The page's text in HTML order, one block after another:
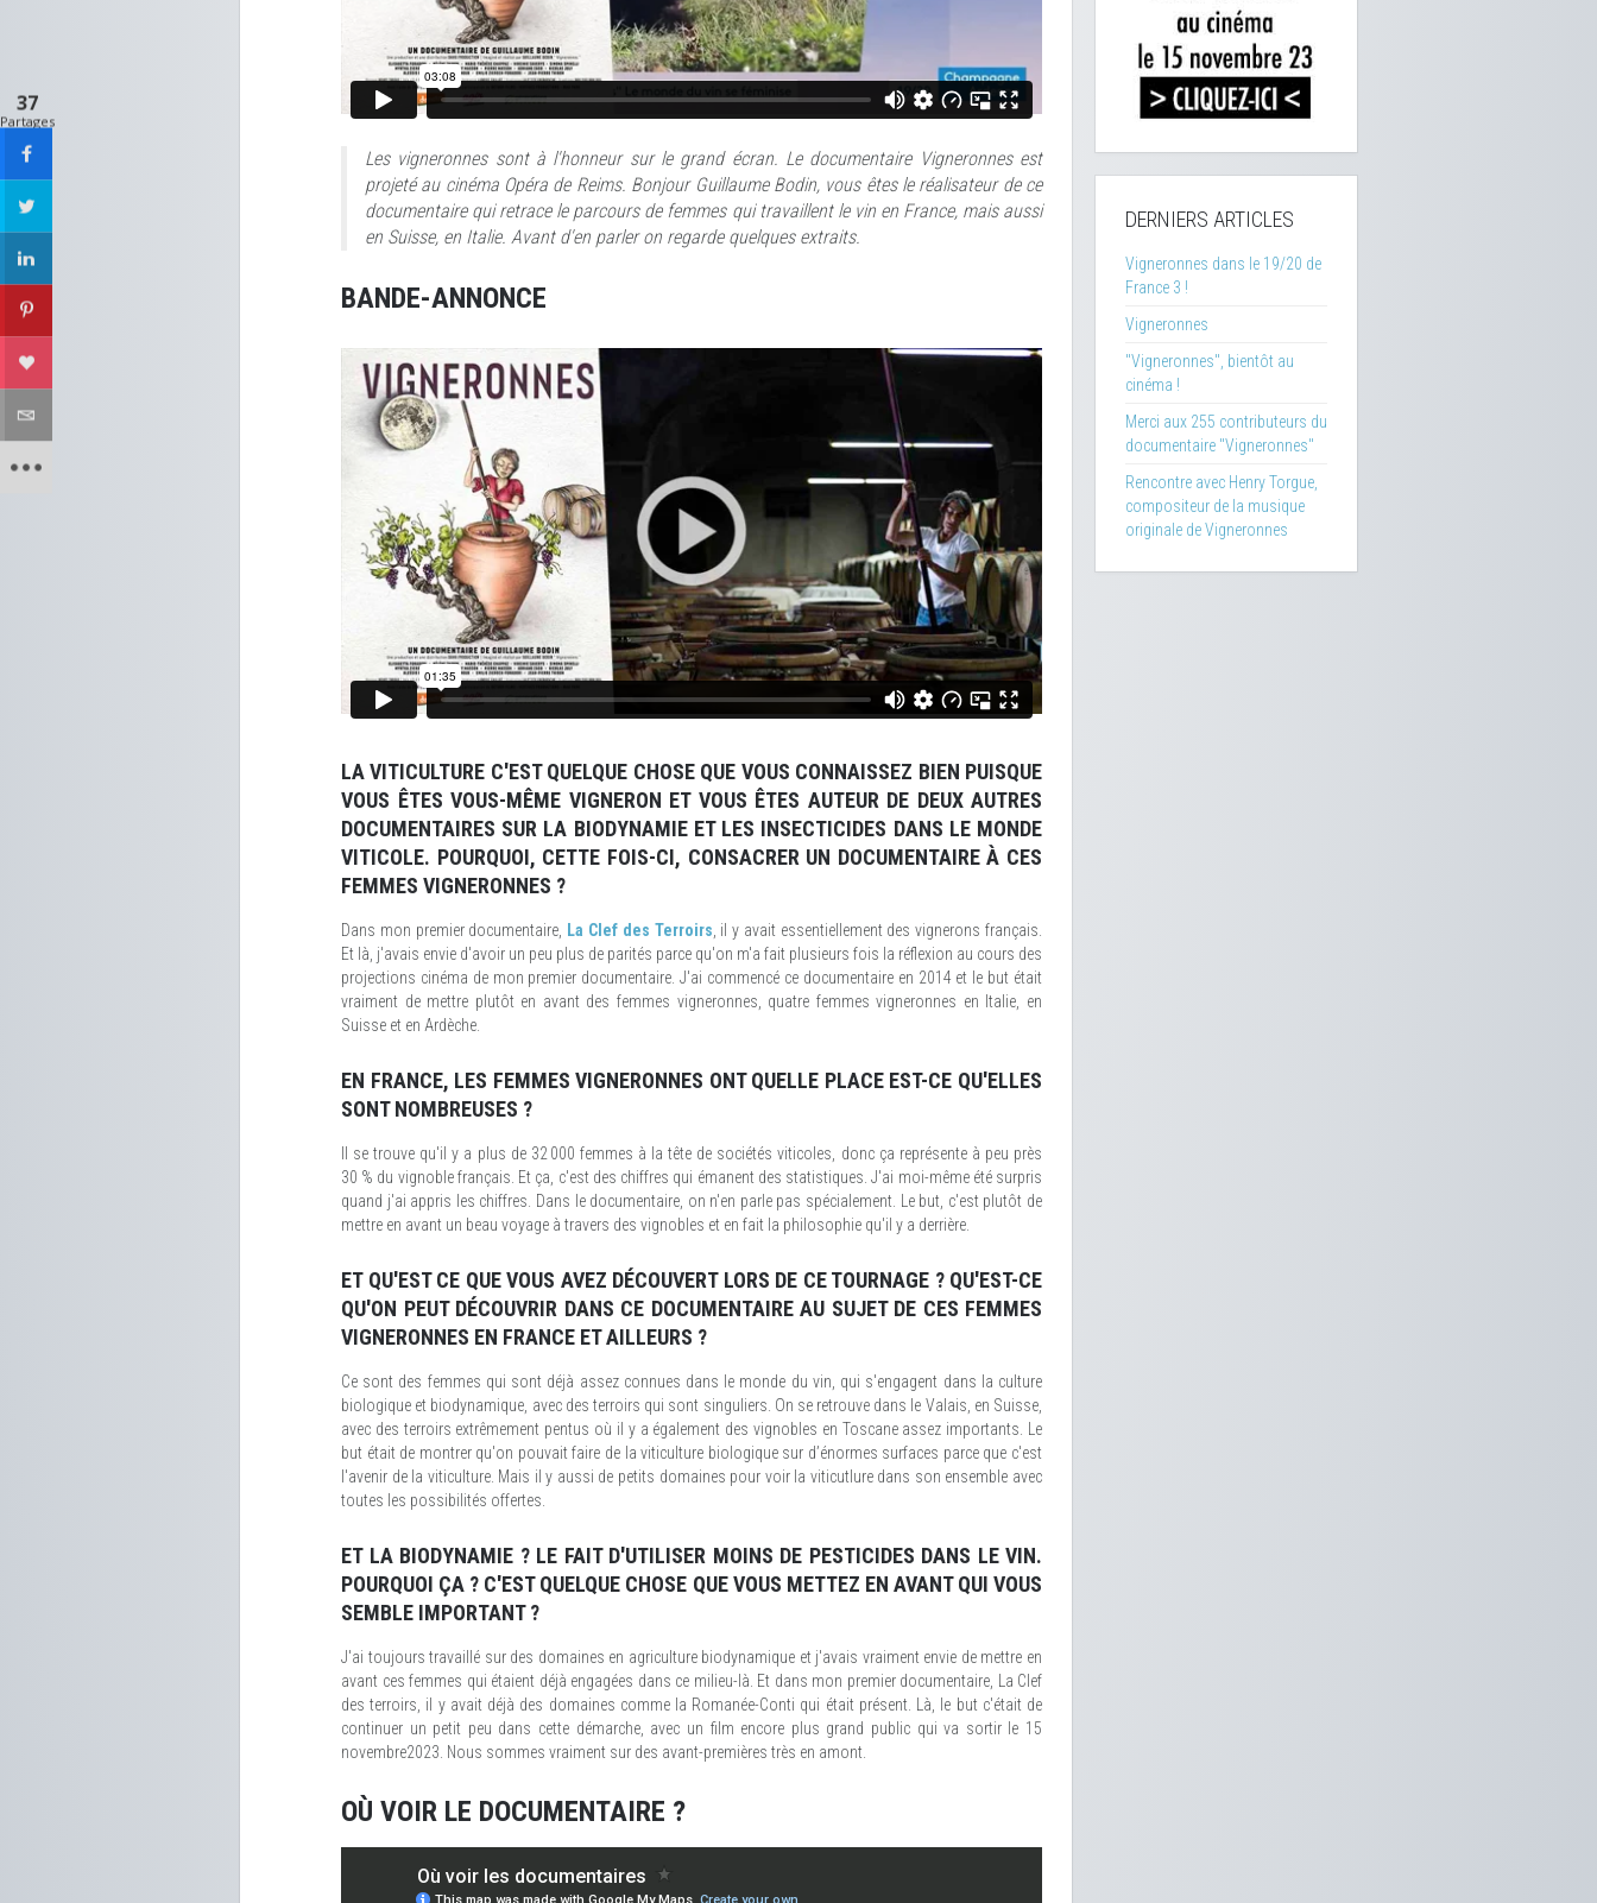
Les vigneronnes sont à l'honneur sur le grand écran. Le documentaire Vigneronnes est
projeté au cinéma Opéra de Reims. Bonjour Guillaume Bodin, vous êtes le réalisateur de ce
documentaire qui retrace le parcours de femmes qui travaillent le vin en France, mais aussi
en Suisse, en Italie. Avant d'en parler on regarde quelques extraits.
BANDE-ANNONCE
LA VITICULTURE C'EST QUELQUE CHOSE QUE VOUS CONNAISSEZ BIEN PUISQUE
VOUS ÊTES VOUS-MÊME VIGNERON ET VOUS ÊTES AUTEUR DE DEUX AUTRES
DOCUMENTAIRES SUR LA BIODYNAMIE ET LES INSECTICIDES DANS LE MONDE
VITICOLE. POURQUOI, CETTE FOIS-CI, CONSACRER UN DOCUMENTAIRE À CES
FEMMES VIGNERONNES ?
Dans mon premier documentaire, La Clef des Terroirs , il y avait essentiellement des vignerons français.
Et là, j'avais envie d'avoir un peu plus de parités parce qu'on m'a fait plusieurs fois la réflexion au cours des
projections cinéma de mon premier documentaire. J'ai commencé ce documentaire en 2014 et le but était
vraiment de mettre plutôt en avant des femmes vigneronnes, quatre femmes vigneronnes en Italie, en
Suisse et en Ardèche.
EN FRANCE, LES FEMMES VIGNERONNES ONT QUELLE PLACE EST-CE QU'ELLES
SONT NOMBREUSES ?
Il se trouve qu'il y a plus de 32 000 femmes à la tête de sociétés viticoles, donc ça représente à peu près
30 % du vignoble français. Et ça, c'est des chiffres qui émanent des statistiques. J'ai moi-même été surpris
quand j'ai appris les chiffres. Dans le documentaire, on n'en parle pas spécialement. Le but, c'est plutôt de
mettre en avant un beau voyage à travers des vignobles et en fait la philosophie qu'il y a derrière.
ET QU'EST CE QUE VOUS AVEZ DÉCOUVERT LORS DE CE TOURNAGE ? QU'EST-CE
QU'ON PEUT DÉCOUVRIR DANS CE DOCUMENTAIRE AU SUJET DE CES FEMMES
VIGNERONNES EN FRANCE ET AILLEURS ?
Ce sont des femmes qui sont déjà assez connues dans le monde du vin, qui s'engagent dans la culture
biologique et biodynamique, avec des terroirs qui sont singuliers. On se retrouve dans le Valais, en Suisse,
avec des terroirs extrêmement pentus où il y a également des vignobles en Toscane assez importants. Le
but était de montrer qu'on pouvait faire de la viticulture biologique sur d’énormes surfaces parce que c'est
l'avenir de la viticulture. Mais il y aussi de petits domaines pour voir la viticutlure dans son ensemble avec
toutes les possibilités offertes.
ET LA BIODYNAMIE ? LE FAIT D'UTILISER MOINS DE PESTICIDES DANS LE VIN.
POURQUOI ÇA ? C'EST QUELQUE CHOSE QUE VOUS METTEZ EN AVANT QUI VOUS
SEMBLE IMPORTANT ?
J'ai toujours travaillé sur des domaines en agriculture biodynamique et j'avais vraiment envie de mettre en
avant ces femmes qui étaient déjà engagées dans ce milieu-là. Et dans mon premier documentaire, La Clef
des terroirs, il y avait déjà des domaines comme la Romanée-Conti qui était présent. Là, le but c'était de
continuer un petit peu dans cette démarche, avec un film encore plus grand public qui va sortir le 15
novembre2023. Nous sommes vraiment sur des avant-premières très en amont.
OÙ VOIR LE DOCUMENTAIRE ?
DERNIERS ARTICLES
Vigneronnes dans le 19/20 de
France 3 !
Vigneronnes
"Vigneronnes", bientôt au
cinéma !
Merci aux 255 contributeurs du
documentaire "Vigneronnes"
Rencontre avec Henry Torgue,
compositeur de la musique
originale de Vigneronnes
37
Partages